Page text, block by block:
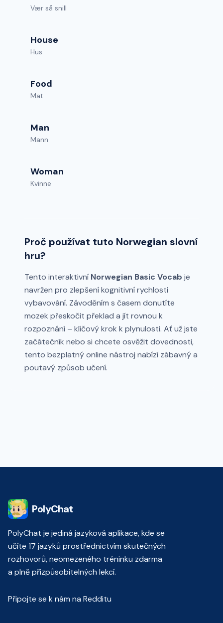
Vær så snill
House
Hus
Food
Mat
Man
Mann
Woman
Kvinne
Proč používat tuto Norwegian slovní
hru?
Tento interaktivní Norwegian Basic Vocab je
navržen pro zlepšení kognitivní rychlosti
vybavování. Závoděním s časem donutíte
mozek přeskočit překlad a jít rovnou k
rozpoznání – klíčový krok k plynulosti. Ať už jste
začátečník nebo si chcete osvěžit dovednosti,
tento bezplatný online nástroj nabízí zábavný a
poutavý způsob učení.
PolyChat
PolyChat je jediná jazyková aplikace, kde se
učíte 17 jazyků prostřednictvím skutečných
rozhovorů, neomezeného tréninku zdarma
a plně přizpůsobitelných lekcí.
Připojte se k nám na Redditu